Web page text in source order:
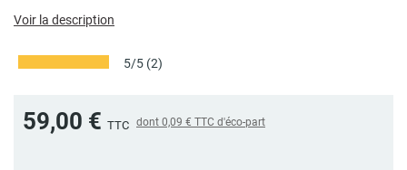
Voir la description
5/5 (2)
59,00 € TTC dont 0,09 € TTC d'éco-part